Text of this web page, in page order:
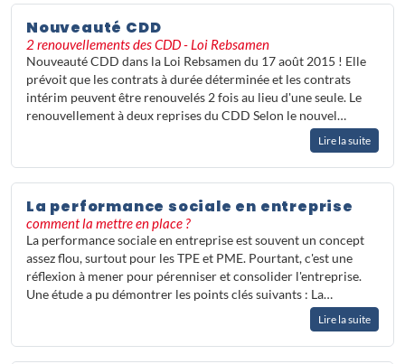
Nouveauté CDD
2 renouvellements des CDD - Loi Rebsamen
Nouveauté CDD dans la Loi Rebsamen du 17 août 2015 ! Elle
prévoit que les contrats à durée déterminée et les contrats
intérim peuvent être renouvelés 2 fois au lieu d'une seule. Le
renouvellement à deux reprises du CDD Selon le nouvel…
Lire la suite
La performance sociale en entreprise
comment la mettre en place ?
La performance sociale en entreprise est souvent un concept
assez flou, surtout pour les TPE et PME. Pourtant, c'est une
réflexion à mener pour pérenniser et consolider l'entreprise.
Une étude a pu démontrer les points clés suivants : La…
Lire la suite